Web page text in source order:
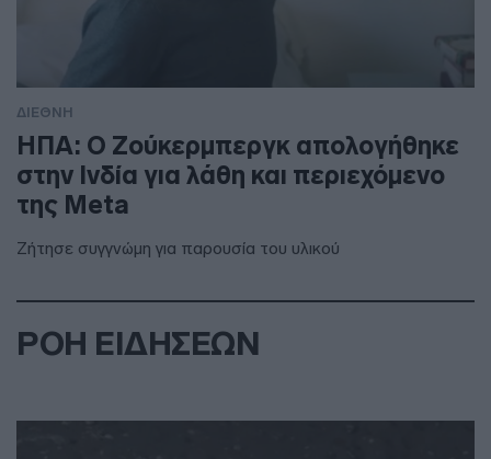
ΔΙΕΘΝΗ
ΗΠΑ: Ο Ζούκερμπεργκ απολογήθηκε
στην Ινδία για λάθη και περιεχόμενο
της Meta
Ζήτησε συγγνώμη για παρουσία του υλικού
ΡΟΗ ΕΙΔΗΣΕΩΝ